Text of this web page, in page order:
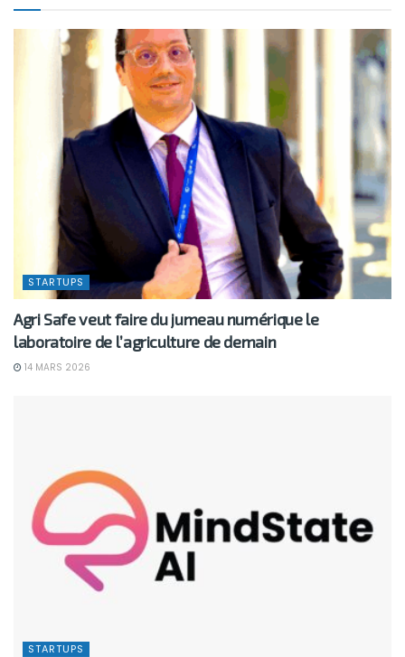
STARTUPS
Agri Safe veut faire du jumeau numérique le
laboratoire de l’agriculture de demain
14 MARS 2026
STARTUPS